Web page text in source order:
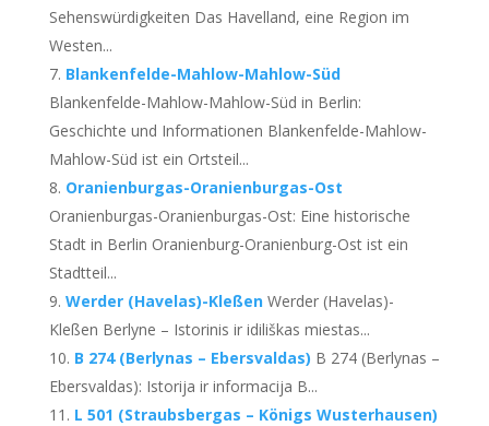
Sehenswürdigkeiten Das Havelland, eine Region im
Westen...
Blankenfelde-Mahlow-Mahlow-Süd
Blankenfelde-Mahlow-Mahlow-Süd in Berlin:
Geschichte und Informationen Blankenfelde-Mahlow-
Mahlow-Süd ist ein Ortsteil...
Oranienburgas-Oranienburgas-Ost
Oranienburgas-Oranienburgas-Ost: Eine historische
Stadt in Berlin Oranienburg-Oranienburg-Ost ist ein
Stadtteil...
Werder (Havelas)-Kleßen Werder (Havelas)-
Kleßen Berlyne – Istorinis ir idiliškas miestas...
B 274 (Berlynas – Ebersvaldas) B 274 (Berlynas –
Ebersvaldas): Istorija ir informacija B...
L 501 (Straubsbergas – Königs Wusterhausen)